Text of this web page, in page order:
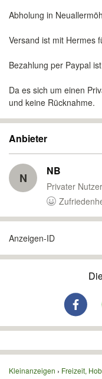
Abholung in
Versand ist mit Hermes
Bezahlung per Paypal
Da es sich um einen
und keine Rücknahme.
Anbieter
N NB
Privater Nutzer
Anzeigen-ID
Kleinanzeigen Freizeit,